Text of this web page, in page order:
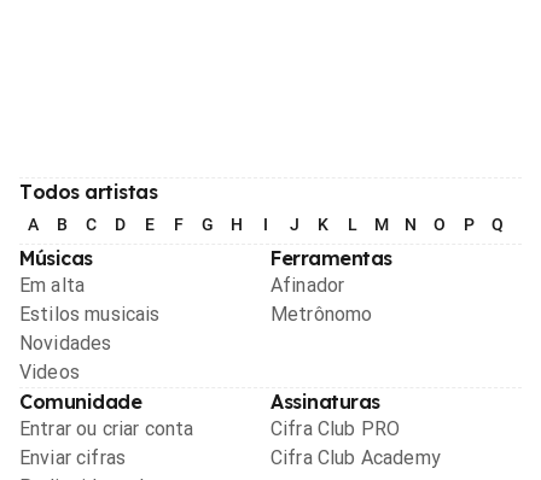
Todos artistas
A B C D E F G H I J K L M N O P Q
Músicas
Em alta
Estilos musicais
Novidades
Videos
Ferramentas
Afinador
Metrônomo
Comunidade
Entrar ou criar conta
Enviar cifras
Assinaturas
Cifra Club PRO
Cifra Club Academy